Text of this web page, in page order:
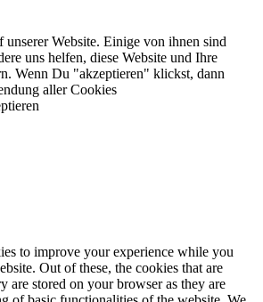
Website. Einige von ihnen sind
uns helfen, diese Website und Ihre
Wenn Du "akzeptieren" klickst, dann
aller Cookies
to improve your experience while you
Out of these, the cookies that are
are stored on your browser as they are